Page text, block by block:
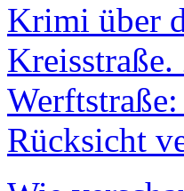
Krimi über
Rücksicht